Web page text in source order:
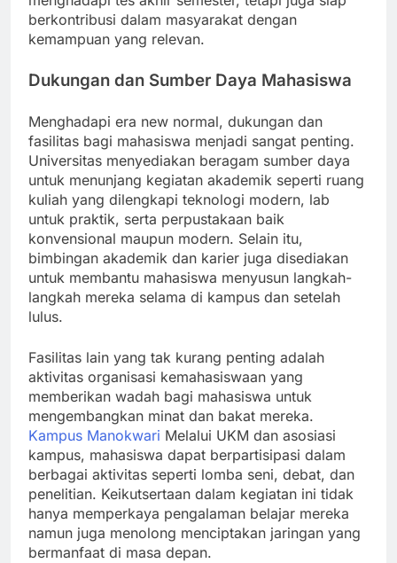
berkontribusi dalam masyarakat dengan
kemampuan yang relevan.
Dukungan dan Sumber Daya Mahasiswa
Menghadapi era new normal, dukungan dan
fasilitas bagi mahasiswa menjadi sangat penting.
Universitas menyediakan beragam sumber daya
untuk menunjang kegiatan akademik seperti ruang
kuliah yang dilengkapi teknologi modern, lab
untuk praktik, serta perpustakaan baik
konvensional maupun modern. Selain itu,
bimbingan akademik dan karier juga disediakan
untuk membantu mahasiswa menyusun langkah-
langkah mereka selama di kampus dan setelah
lulus.
Fasilitas lain yang tak kurang penting adalah
aktivitas organisasi kemahasiswaan yang
memberikan wadah bagi mahasiswa untuk
mengembangkan minat dan bakat mereka.
Kampus Manokwari Melalui UKM dan asosiasi
kampus, mahasiswa dapat berpartisipasi dalam
berbagai aktivitas seperti lomba seni, debat, dan
penelitian. Keikutsertaan dalam kegiatan ini tidak
hanya memperkaya pengalaman belajar mereka
namun juga menolong menciptakan jaringan yang
bermanfaat di masa depan.